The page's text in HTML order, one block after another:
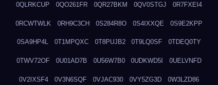
0QLRKCUP 0QO261FR 0QR27BKM 0QV0STGJ 0R7FXEI4
0RCWTWLK 0RH9C3CH 0S284R8O 0S4IXXQE 0S9E2KPP
0SA9HP4L 0T1MPQXC 0T8PUJB2 0T9LQ0SF 0TDEQ0TY
0TWV72OF 0U01AD7B 0U56W7B0 0UDKWD5I 0UELVNFD
0V2IXSF4 0V3N6SQF 0VJAC930 0VY5ZG3D 0W3LZD86